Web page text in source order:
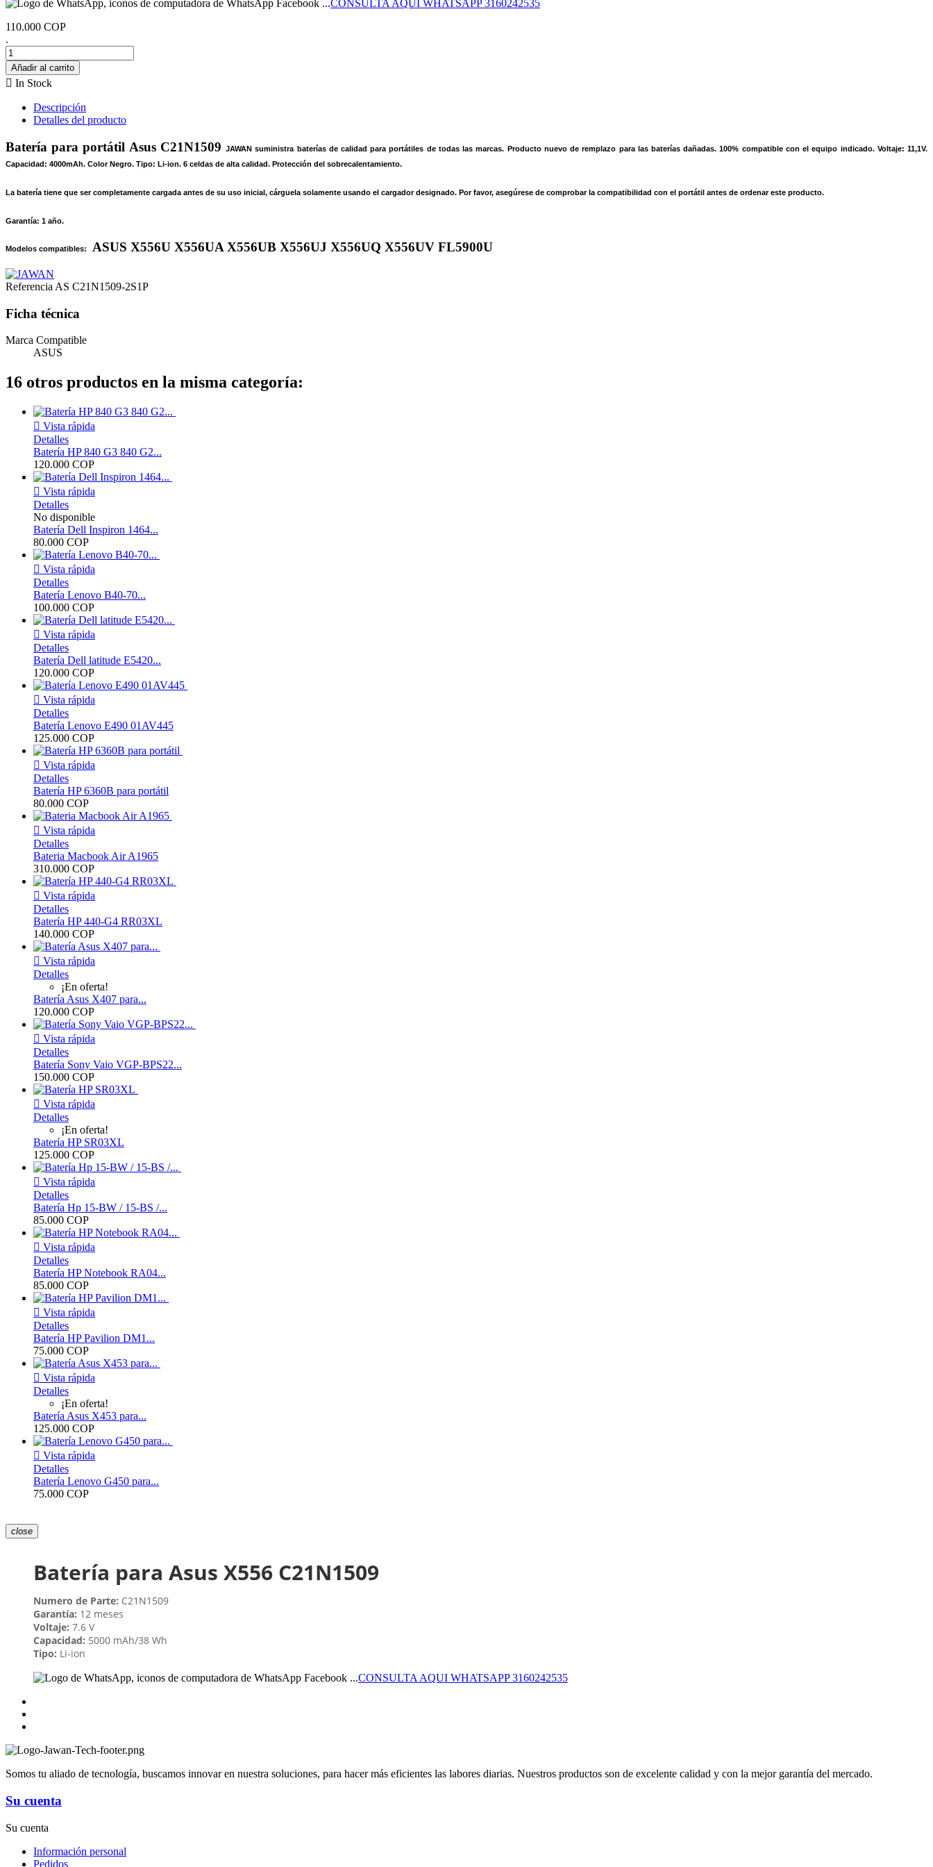
CONSULTA AQUI WHATSAPP 3160242535
110.000 COP
.
Añadir al carrito
 In Stock
Descripción
Detalles del producto
Batería para portátil Asus C21N1509JAWAN suministra baterías de calidad para portátiles de todas las marcas. Producto nuevo de remplazo para las baterías dañadas. 100% compatible con el equipo indicado. Voltaje: 11,1V.
Capacidad: 4000mAh. Color Negro. Tipo: Li-ion. 6 celdas de alta calidad. Protección del sobrecalentamiento.
La batería tiene que ser completamente cargada antes de su uso inicial, cárguela solamente usando el cargador designado. Por favor, asegúrese de comprobar la compatibilidad con el portátil antes de ordenar este producto.
Garantía: 1 año.
Modelos compatibles: ASUS X556U X556UA X556UB X556UJ X556UQ X556UV FL5900U
Referencia AS C21N1509-2S1P
Ficha técnica
Marca Compatible
ASUS
16 otros productos en la misma categoría:
 Vista rápida
Detalles
Batería HP 840 G3 840 G2...
120.000 COP
 Vista rápida
Detalles
No disponible
Batería Dell Inspiron 1464...
80.000 COP
 Vista rápida
Detalles
Batería Lenovo B40-70...
100.000 COP
 Vista rápida
Detalles
Batería Dell latitude E5420...
120.000 COP
 Vista rápida
Detalles
Batería Lenovo E490 01AV445
125.000 COP
 Vista rápida
Detalles
Batería HP 6360B para portátil
80.000 COP
 Vista rápida
Detalles
Bateria Macbook Air A1965
310.000 COP
 Vista rápida
Detalles
Batería HP 440-G4 RR03XL
140.000 COP
 Vista rápida
Detalles
¡En oferta!
Batería Asus X407 para...
120.000 COP
 Vista rápida
Detalles
Batería Sony Vaio VGP-BPS22...
150.000 COP
 Vista rápida
Detalles
¡En oferta!
Batería HP SR03XL
125.000 COP
 Vista rápida
Detalles
Batería Hp 15-BW / 15-BS /...
85.000 COP
 Vista rápida
Detalles
Batería HP Notebook RA04...
85.000 COP
 Vista rápida
Detalles
Batería HP Pavilion DM1...
75.000 COP
 Vista rápida
Detalles
¡En oferta!
Batería Asus X453 para...
125.000 COP
 Vista rápida
Detalles
Batería Lenovo G450 para...
75.000 COP
close
Batería para Asus X556 C21N1509
Numero de Parte: C21N1509
Garantía: 12 meses
Voltaje: 7.6 V
Capacidad: 5000 mAh/38 Wh
Tipo: Li-ion
CONSULTA AQUI WHATSAPP 3160242535
Somos tu aliado de tecnología, buscamos innovar en nuestra soluciones, para hacer más eficientes las labores diarias. Nuestros productos son de excelente calidad y con la mejor garantía del mercado.
Su cuenta
Su cuenta
Información personal
Pedidos